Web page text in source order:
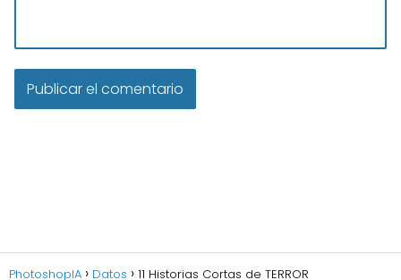
PhotoshopIA Datos 11 Historias Cortas de TERROR